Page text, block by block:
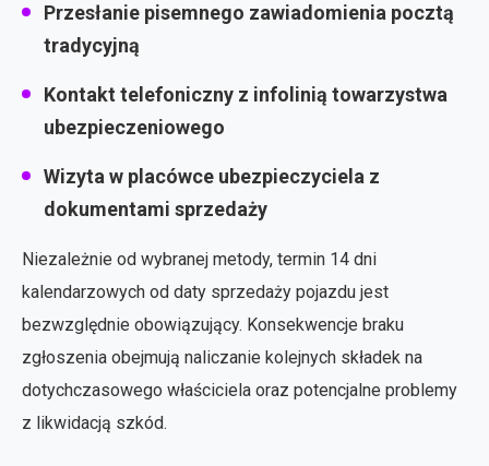
Przesłanie pisemnego zawiadomienia pocztą
tradycyjną
Kontakt telefoniczny z infolinią towarzystwa
ubezpieczeniowego
Wizyta w placówce ubezpieczyciela z
dokumentami sprzedaży
Niezależnie od wybranej metody, termin 14 dni
kalendarzowych od daty sprzedaży pojazdu jest
bezwzględnie obowiązujący. Konsekwencje braku
zgłoszenia obejmują naliczanie kolejnych składek na
dotychczasowego właściciela oraz potencjalne problemy
z likwidacją szkód.